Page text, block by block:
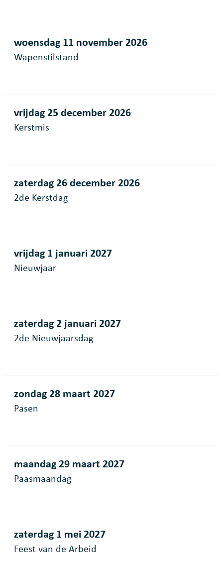
woensdag 11 november 2026
Wapenstilstand
vrijdag 25 december 2026
Kerstmis
zaterdag 26 december 2026
2de Kerstdag
vrijdag 1 januari 2027
Nieuwjaar
zaterdag 2 januari 2027
2de Nieuwjaarsdag
zondag 28 maart 2027
Pasen
maandag 29 maart 2027
Paasmaandag
zaterdag 1 mei 2027
Feest van de Arbeid